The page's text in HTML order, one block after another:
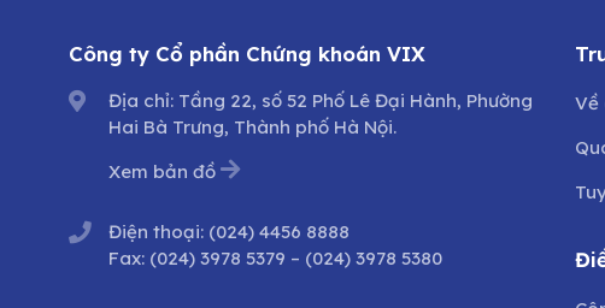
Công ty Cổ phần Chứng khoán VIX
Địa chỉ: Tầng 22, số 52 Phố Lê Đại Hành, Phường
Hai Bà Trưng, Thành phố Hà Nội.
Xem bản đồ
Điện thoại: (024) 4456 8888
Fax: (024) 3978 5379 – (024) 3978 5380
Về